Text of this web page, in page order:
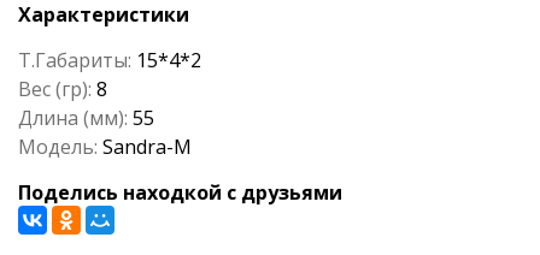
Характеристики
Т.Габариты: 15*4*2
Вес (гр): 8
Длина (мм): 55
Модель: Sandra-M
Поделись находкой с друзьями